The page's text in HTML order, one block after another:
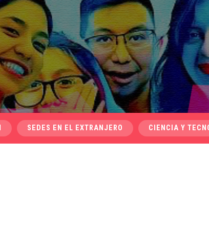
SEDES EN EL EXTRANJERO CIENCIA Y